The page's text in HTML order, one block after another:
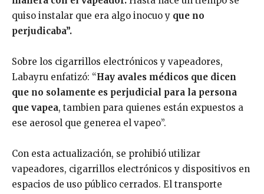
quiso instalar que era algo inocuo y que no
perjudicaba”.
Sobre los cigarrillos electrónicos y vapeadores,
Labayru enfatizó: “Hay avales médicos que dicen
que no solamente es perjudicial para la persona
que vapea, tambien para quienes están expuestos a
ese aerosol que generea el vapeo”.
Con esta actualización, se prohibió utilizar
vapeadores, cigarrillos electrónicos y dispositivos en
espacios de uso público cerrados. El transporte